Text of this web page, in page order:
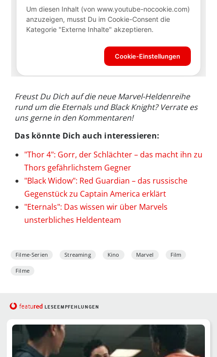
Freust Du Dich auf die neue Marvel-Heldenreihe
rund um die Eternals und Black Knight? Verrate es
uns gerne in den Kommentaren!
Das könnte Dich auch interessieren:
"Thor 4": Gorr, der Schlächter – das macht ihn zu
Thors gefährlichstem Gegner
"Black Widow": Red Guardian – das russische
Gegenstück zu Captain America erklärt
"Eternals": Das wissen wir über Marvels
unsterbliches Heldenteam
Filme-Serien Streaming Kino Marvel Film
Filme
featured LESEEMPFEHLUNGEN